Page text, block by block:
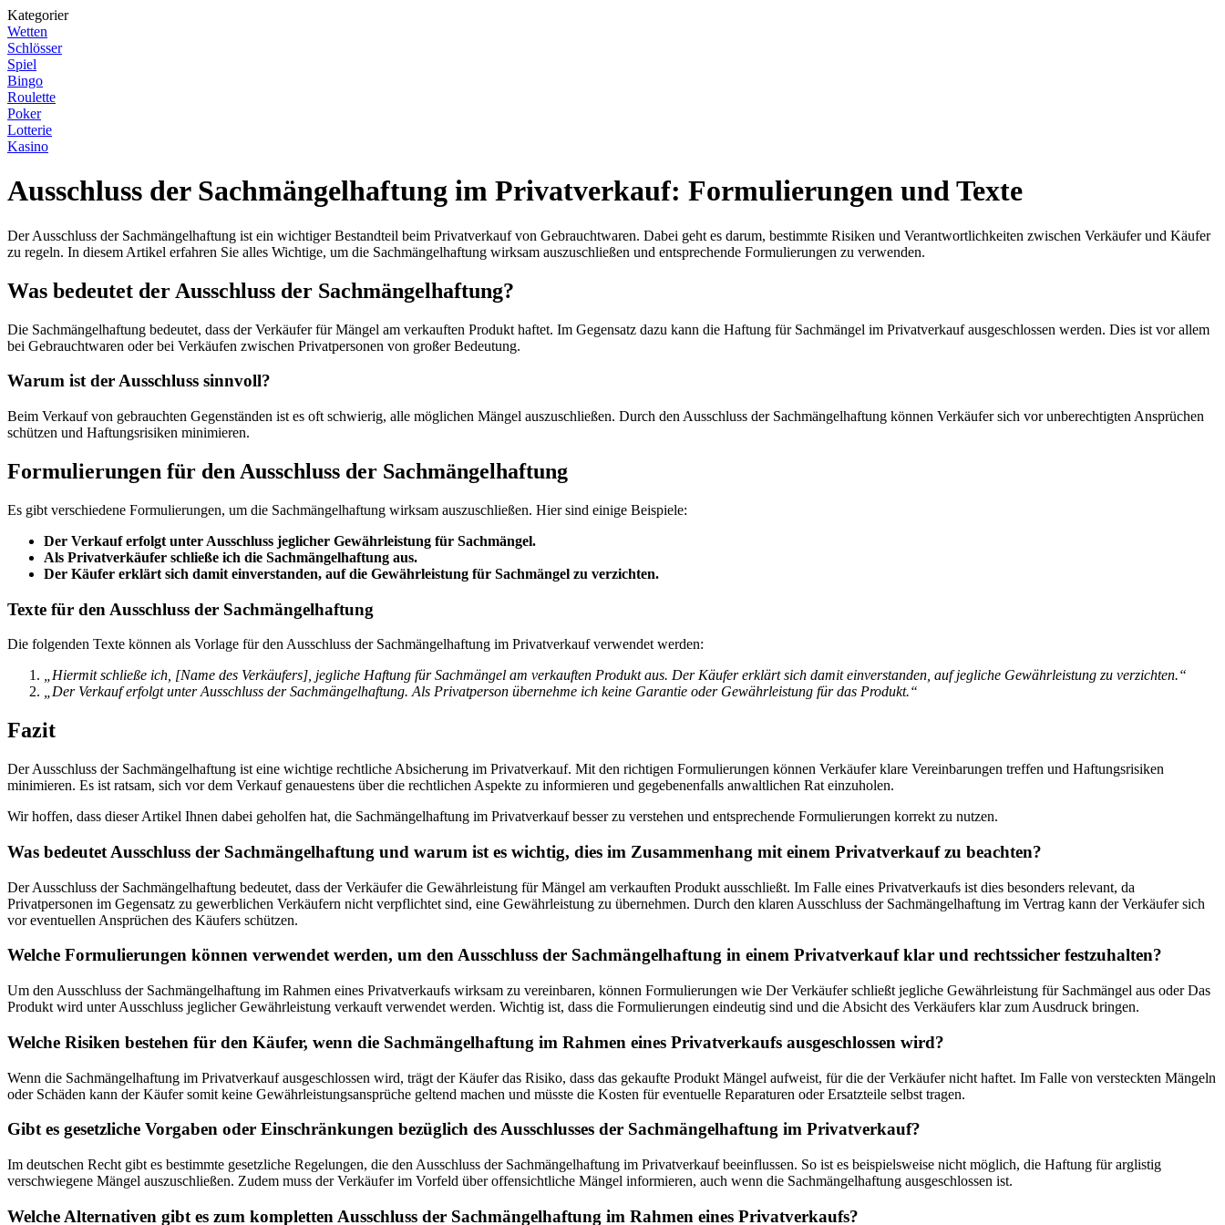
Kategorier
Wetten
Schlösser
Spiel
Bingo
Roulette
Poker
Lotterie
Kasino
Ausschluss der Sachmängelhaftung im Privatverkauf: Formulierungen und Texte
Der Ausschluss der Sachmängelhaftung ist ein wichtiger Bestandteil beim Privatverkauf von Gebrauchtwaren. Dabei geht es darum, bestimmte Risiken und Verantwortlichkeiten zwischen Verkäufer und Käufer
zu regeln. In diesem Artikel erfahren Sie alles Wichtige, um die Sachmängelhaftung wirksam auszuschließen und entsprechende Formulierungen zu verwenden.
Was bedeutet der Ausschluss der Sachmängelhaftung?
Die Sachmängelhaftung bedeutet, dass der Verkäufer für Mängel am verkauften Produkt haftet. Im Gegensatz dazu kann die Haftung für Sachmängel im Privatverkauf ausgeschlossen werden. Dies ist vor allem
bei Gebrauchtwaren oder bei Verkäufen zwischen Privatpersonen von großer Bedeutung.
Warum ist der Ausschluss sinnvoll?
Beim Verkauf von gebrauchten Gegenständen ist es oft schwierig, alle möglichen Mängel auszuschließen. Durch den Ausschluss der Sachmängelhaftung können Verkäufer sich vor unberechtigten Ansprüchen
schützen und Haftungsrisiken minimieren.
Formulierungen für den Ausschluss der Sachmängelhaftung
Es gibt verschiedene Formulierungen, um die Sachmängelhaftung wirksam auszuschließen. Hier sind einige Beispiele:
Der Verkauf erfolgt unter Ausschluss jeglicher Gewährleistung für Sachmängel.
Als Privatverkäufer schließe ich die Sachmängelhaftung aus.
Der Käufer erklärt sich damit einverstanden, auf die Gewährleistung für Sachmängel zu verzichten.
Texte für den Ausschluss der Sachmängelhaftung
Die folgenden Texte können als Vorlage für den Ausschluss der Sachmängelhaftung im Privatverkauf verwendet werden:
„Hiermit schließe ich, [Name des Verkäufers], jegliche Haftung für Sachmängel am verkauften Produkt aus. Der Käufer erklärt sich damit einverstanden, auf jegliche Gewährleistung zu verzichten.“
„Der Verkauf erfolgt unter Ausschluss der Sachmängelhaftung. Als Privatperson übernehme ich keine Garantie oder Gewährleistung für das Produkt.“
Fazit
Der Ausschluss der Sachmängelhaftung ist eine wichtige rechtliche Absicherung im Privatverkauf. Mit den richtigen Formulierungen können Verkäufer klare Vereinbarungen treffen und Haftungsrisiken
minimieren. Es ist ratsam, sich vor dem Verkauf genauestens über die rechtlichen Aspekte zu informieren und gegebenenfalls anwaltlichen Rat einzuholen.
Wir hoffen, dass dieser Artikel Ihnen dabei geholfen hat, die Sachmängelhaftung im Privatverkauf besser zu verstehen und entsprechende Formulierungen korrekt zu nutzen.
Was bedeutet Ausschluss der Sachmängelhaftung und warum ist es wichtig, dies im Zusammenhang mit einem Privatverkauf zu beachten?
Der Ausschluss der Sachmängelhaftung bedeutet, dass der Verkäufer die Gewährleistung für Mängel am verkauften Produkt ausschließt. Im Falle eines Privatverkaufs ist dies besonders relevant, da
Privatpersonen im Gegensatz zu gewerblichen Verkäufern nicht verpflichtet sind, eine Gewährleistung zu übernehmen. Durch den klaren Ausschluss der Sachmängelhaftung im Vertrag kann der Verkäufer sich
vor eventuellen Ansprüchen des Käufers schützen.
Welche Formulierungen können verwendet werden, um den Ausschluss der Sachmängelhaftung in einem Privatverkauf klar und rechtssicher festzuhalten?
Um den Ausschluss der Sachmängelhaftung im Rahmen eines Privatverkaufs wirksam zu vereinbaren, können Formulierungen wie Der Verkäufer schließt jegliche Gewährleistung für Sachmängel aus oder Das
Produkt wird unter Ausschluss jeglicher Gewährleistung verkauft verwendet werden. Wichtig ist, dass die Formulierungen eindeutig sind und die Absicht des Verkäufers klar zum Ausdruck bringen.
Welche Risiken bestehen für den Käufer, wenn die Sachmängelhaftung im Rahmen eines Privatverkaufs ausgeschlossen wird?
Wenn die Sachmängelhaftung im Privatverkauf ausgeschlossen wird, trägt der Käufer das Risiko, dass das gekaufte Produkt Mängel aufweist, für die der Verkäufer nicht haftet. Im Falle von versteckten Mängeln
oder Schäden kann der Käufer somit keine Gewährleistungsansprüche geltend machen und müsste die Kosten für eventuelle Reparaturen oder Ersatzteile selbst tragen.
Gibt es gesetzliche Vorgaben oder Einschränkungen bezüglich des Ausschlusses der Sachmängelhaftung im Privatverkauf?
Im deutschen Recht gibt es bestimmte gesetzliche Regelungen, die den Ausschluss der Sachmängelhaftung im Privatverkauf beeinflussen. So ist es beispielsweise nicht möglich, die Haftung für arglistig
verschwiegene Mängel auszuschließen. Zudem muss der Verkäufer im Vorfeld über offensichtliche Mängel informieren, auch wenn die Sachmängelhaftung ausgeschlossen ist.
Welche Alternativen gibt es zum kompletten Ausschluss der Sachmängelhaftung im Rahmen eines Privatverkaufs?